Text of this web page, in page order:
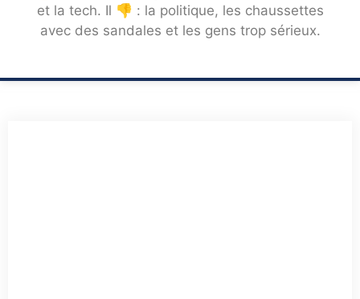
et la tech. Il 👎 : la politique, les chaussettes
avec des sandales et les gens trop sérieux.